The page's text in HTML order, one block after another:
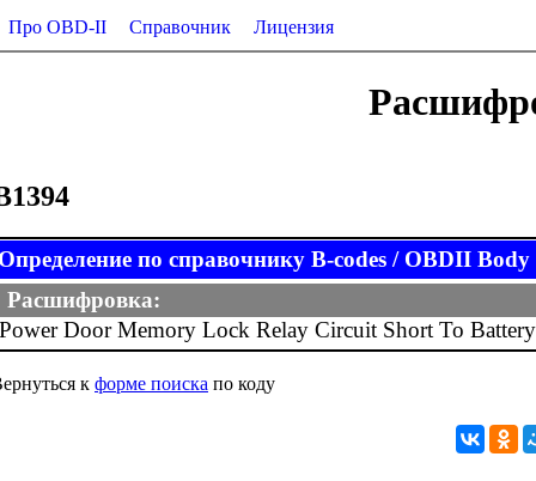
Про OBD-II Справочник Лицензия
по справочнику B-codes / OBDII Body
Расшифровка:
Power Door Memory Lock Relay Circuit Short To Battery
к форме поиска по коду